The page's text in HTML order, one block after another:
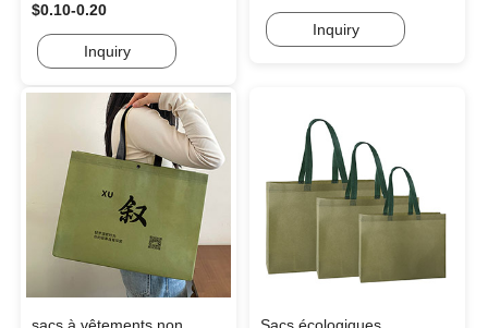
$0.10-0.20
Inquiry
Inquiry